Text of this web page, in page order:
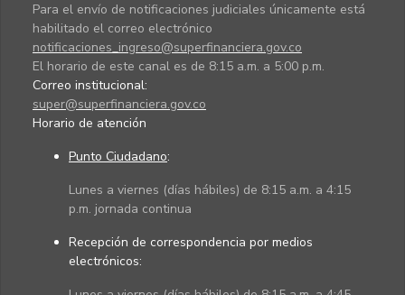
Para el envío de notificaciones judiciales únicamente está
habilitado el correo electrónico
notificaciones_ingreso@superfinanciera.gov.co
El horario de este canal es de 8:15 a.m. a 5:00 p.m.
Correo institucional:
super@superfinanciera.gov.co
Horario de atención
Punto Ciudadano:
Lunes a viernes (días hábiles) de 8:15 a.m. a 4:15
p.m. jornada continua
Recepción de correspondencia por medios
electrónicos: